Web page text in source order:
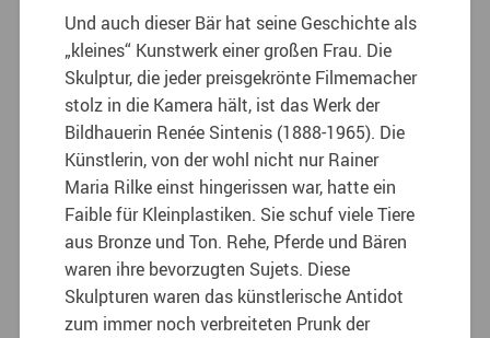
Und auch dieser Bär hat seine Geschichte als
„kleines“ Kunstwerk einer großen Frau. Die
Skulptur, die jeder preisgekrönte Filmemacher
stolz in die Kamera hält, ist das Werk der
Bildhauerin Renée Sintenis (1888-1965). Die
Künstlerin, von der wohl nicht nur Rainer
Maria Rilke einst hingerissen war, hatte ein
Faible für Kleinplastiken. Sie schuf viele Tiere
aus Bronze und Ton. Rehe, Pferde und Bären
waren ihre bevorzugten Sujets. Diese
Skulpturen waren das künstlerische Antidot
zum immer noch verbreiteten Prunk der